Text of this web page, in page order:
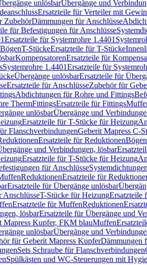
unlösbarÜbergänge und
Ersatzteile für Verteiler mit
ZubehörDämmungen für Anschlüsse
für Befestigungen für Anschlüsse
Ersatzteile für Systemrohre 1.4401
T-StückeErsatzteile für T-Stücke
KompensatorenErsatzteile für
Systemrohre 1.4401Ersatzteile für
Übergänge unlösbarErsatzteile für
Ersatzteile für AnschlüsseZubehör für
Abdichtungen für Rohre und Fittings
ThermFittingsErsatzteile für Fittings
unlösbarÜbergänge und
Ersatzteile für T-Stücke für Heizung
FlanschverbindungenGeberit Mapress C-
Ersatzteile für ReduktionenBögen
und Verbindungen, lösbar
Ersatzteile für T-Stücke für Heizung
für AnschlüsseSystemdichtungen
ReduktionenErsatzteile für
Ersatzteile für Übergänge unlösbar
AnschlüsseT-Stücke für HeizungErsatzteile
Ersatzteile für MuffenReduktionen
lösbarErsatzteile für Übergänge und
Mapress Kupfer, FKM blauMuffen
unlösbarÜbergänge und
für Geberit Mapress KupferDämmungen
Sets Schraube für Flanschverbindungen
Spülkästen und WC-Steuerungen mit